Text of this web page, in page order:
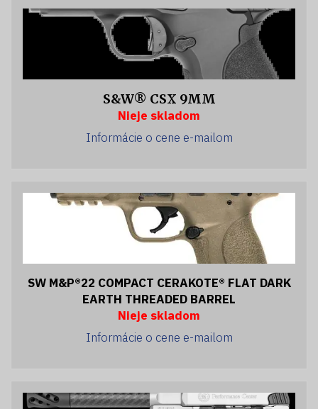
S&W® CSX 9MM
Nieje skladom
Informácie o cene e-mailom
SW M&P®22 COMPACT CERAKOTE® FLAT DARK
EARTH THREADED BARREL
Nieje skladom
Informácie o cene e-mailom